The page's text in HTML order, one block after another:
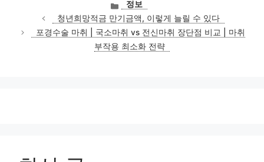
카
테
고
리
정보
청년희망적금 만기금액, 이렇게 늘릴 수 있다
포경수술 마취 | 국소마취 vs 전신마취 장단점 비교 | 마취
부작용 최소화 전략